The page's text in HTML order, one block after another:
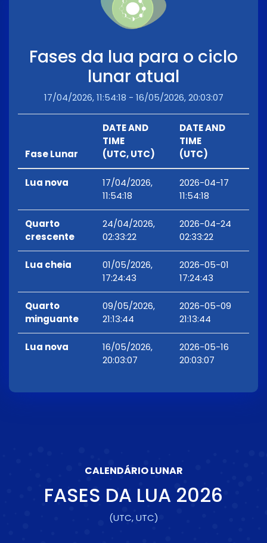
Fases da lua para o ciclo
lunar atual
17/04/2026, 11:54:18 - 16/05/2026, 20:03:07
Fase Lunar
DATE AND
TIME
(UTC, UTC)
DATE AND
TIME
(UTC)
Lua nova
17/04/2026,
11:54:18
2026-04-17
11:54:18
Quarto
crescente
24/04/2026,
02:33:22
2026-04-24
02:33:22
Lua cheia
01/05/2026,
17:24:43
2026-05-01
17:24:43
Quarto
minguante
09/05/2026,
21:13:44
2026-05-09
21:13:44
Lua nova
16/05/2026,
20:03:07
2026-05-16
20:03:07
CALENDÁRIO LUNAR
FASES DA LUA 2026
(UTC, UTC)